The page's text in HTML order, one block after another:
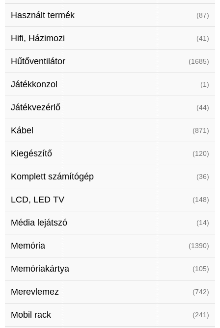
Használt termék (87)
Hifi, Házimozi (41)
Hűtőventilátor (1685)
Játékkonzol (1)
Játékvezérlő (44)
Kábel (871)
Kiegészítő (120)
Komplett számítógép (36)
LCD, LED TV (148)
Média lejátszó (14)
Memória (1390)
Memóriakártya (105)
Merevlemez (742)
Mobil rack (241)